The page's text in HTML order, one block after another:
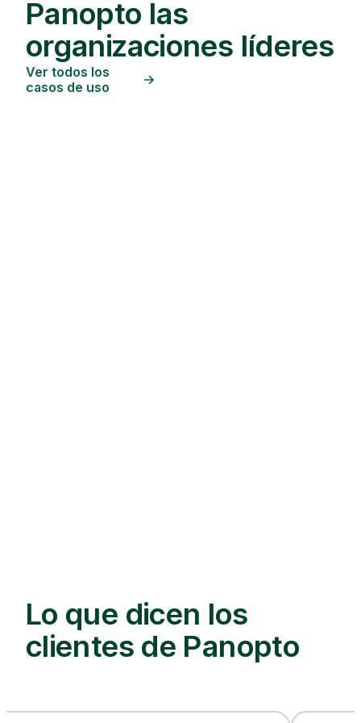
Panopto las
organizaciones líderes
Ver todos los
casos de uso
Lo que dicen los
clientes de Panopto